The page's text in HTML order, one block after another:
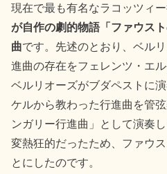
現在で最も有名なラコッツィ
が自作の劇的物語「ファウス
曲です。先述のとおり、ベル
進曲の存在をフェレンツ・エ
ベルリオーズがブダペストに
ケルから教わった行進曲を管
ンガリー行進曲」として演奏
変熱狂的だったため、ファウ
とにしたのです。